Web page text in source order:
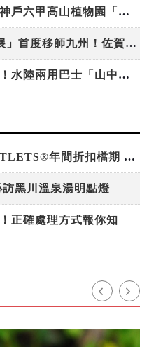
稀有「飛天白鷺」綻放！神戶六甲高山植物園「鷺草」珍貴現身
220萬人次朝聖「吉卜力展」首度移師九州！佐賀站早鳥平日套票8/10搶先開賣
在富士山的山中湖賞日落！水陸兩用巴士「山中湖的河馬」暑假加開夕陽班次
把握日本PREMIUM OUTLETS®年間折扣檔期 越買越划算
黑川溫泉湯明點燈
正確處理方式報你知